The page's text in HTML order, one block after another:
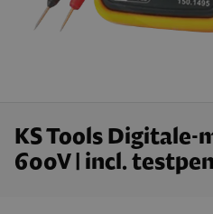
KS Tools Digitale-
600V | incl.